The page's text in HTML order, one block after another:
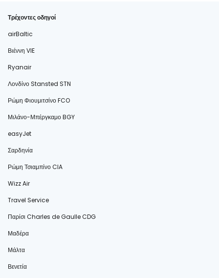
Τρέχοντες οδηγοί
airBaltic
Βιέννη VIE
Ryanair
Λονδίνο Stansted STN
Ρώμη Φιουμιτσίνο FCO
Μιλάνο-Μπέργκαμο BGY
easyJet
Σαρδηνία
Ρώμη Τσιαμπίνο CIA
Wizz Air
Travel Service
Παρίσι Charles de Gaulle CDG
Μαδέρα
Μάλτα
Βενετία